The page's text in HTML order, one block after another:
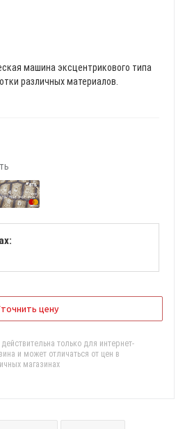
машина эксцентрикового типа
различных материалов.
цену
действительна только для интернет-
и может отличаться от цен в
магазинах